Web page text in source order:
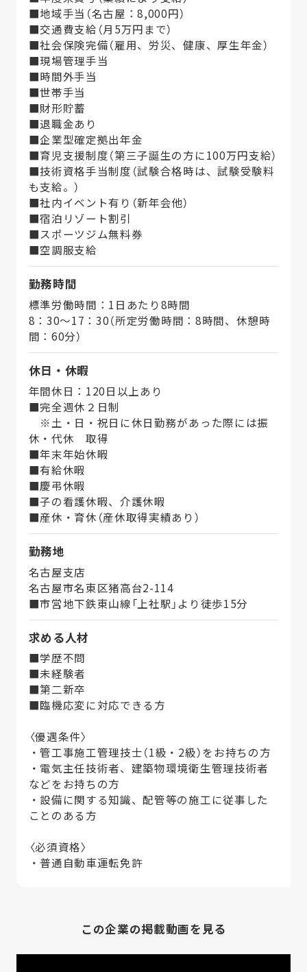
■地域手当（名古屋：8,000円）
■交通費支給（月5万円まで）
■社会保険完備（雇用、労災、健康、厚生年金）
■現場管理手当
■時間外手当
■世帯手当
■財形貯蓄
■退職金あり
■企業型確定拠出年金
■育児支援制度（第三子誕生の方に100万円支給）
■技術資格手当制度（試験合格時は、試験受験料
も支給。）
■社内イベント有り（新年会他）
■宿泊リゾート割引
■スポーツジム無料券
■空調服支給
勤務時間
標準労働時間：1日あたり8時間
8：30～17：30（所定労働時間：8時間、休憩時
間：60分）
休日・休暇
年間休日：120日以上あり
■完全週休２日制
※土・日・祝日に休日勤務があった際には振
休・代休 取得
■年末年始休暇
■有給休暇
■慶弔休暇
■子の看護休暇、介護休暇
■産休・育休（産休取得実績あり）
勤務地
名古屋支店
名古屋市名東区猪高台2-114
■市営地下鉄東山線「上社駅」より徒歩15分
求める人材
■学歴不問
■未経験者
■第二新卒
■臨機応変に対応できる方
〈優遇条件〉
・管工事施工管理技士（1級・2級）をお持ちの方
・電気主任技術者、建築物環境衛生管理技術者
などをお持ちの方
・設備に関する知識、配管等の施工に従事した
ことのある方
〈必須資格〉
・普通自動車運転免許
この企業の掲載動画を見る